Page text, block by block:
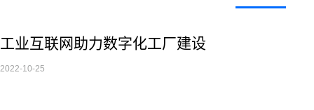
工业互联网助力数字化工厂建设
2022-10-25